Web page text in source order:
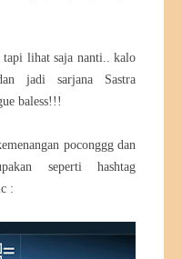
lihat saja nanti.. kalo
jadi sarjana Sastra
baless!!!
poconggg dan
seperti hashtag
: